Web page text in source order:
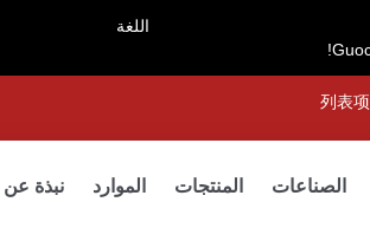
اللغة
列表项
الصناعات المنتجات الموارد نبذة عن